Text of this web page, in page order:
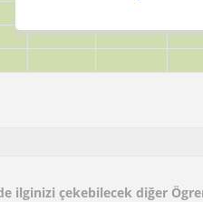
ilginizi çekebilecek diğer